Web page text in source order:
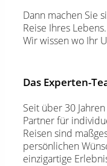
Dann machen Sie
Reise Ihres Lebens.
Wir wissen wo Ihr
Das Experten-
Seit über 30
Partner für
Reisen sind
persönlichen
einzigartige